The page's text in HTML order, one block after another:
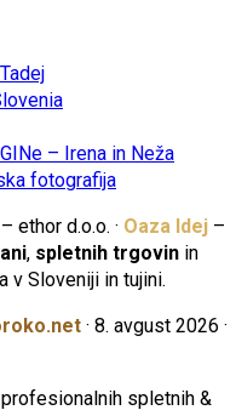
– Irena in Neža
fotografija
ethor d.o.o. · Oaza Idej –
, spletnih trgovin in
v Sloveniji in tujini.
· 8. avgust 2026 ·
spletnih &